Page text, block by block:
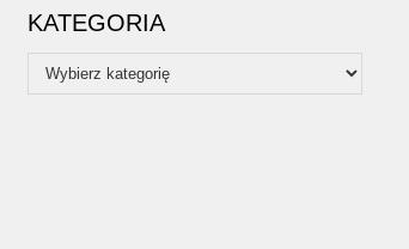
KATEGORIA
Kategoria